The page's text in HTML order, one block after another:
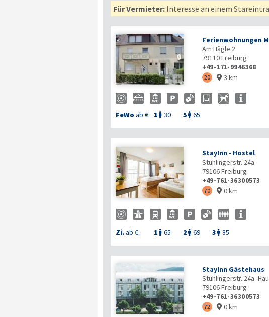
Für Vermieter:Interesse an einem

Ferienwohnungen
Am Hägle 2
79110Freiburg
+49-171-9946368
20  3 km
FeWo ab €: 1  30 5  65
StayInn - Hostel
Stühlingerstr. 24a
79106Freiburg
+49-761-36300573
70  0 km
Zi.ab €: 1  65 2  69 3  85

StayInn Gästehaus
Stühlingerstr. 24a -
79106Freiburg
+49-761-36300573
72  0 km